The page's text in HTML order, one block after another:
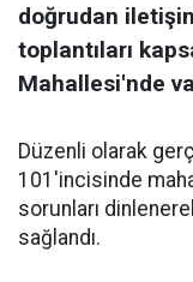
doğrudan
toplantıları
Mahallesi'nde
Düzenli olarak
101'incisinde
sorunları
sağlandı.